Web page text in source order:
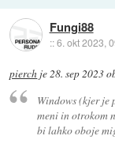
Fungi88
::6. okt 2023,
pierch je28. sep 2023
Windows (kjer
meni in otrokom
bi lahko oboje